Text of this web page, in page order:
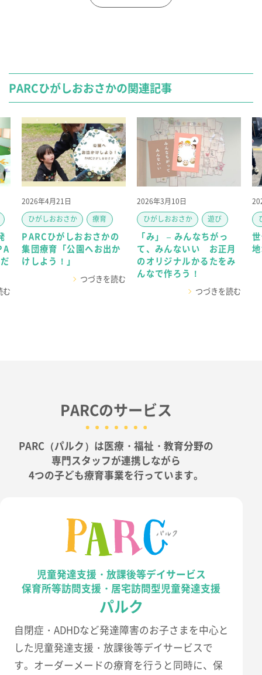
PARCひがしおおさかの関連記事
む
2026年4月21日
ひがしおおさか
療育
PARCひがしおおさかの
集団療育「公園へお出か
けしよう！」
つづきを読む
2026年3月10日
ひがしおおさか
遊び
「み」 – みんなちがっ
て、みんないい お正月
のオリジナルかるたをみ
んなで作ろう！
つづきを読む
PARCのサービス
PARC（パルク）は医療・福祉・教育分野の
専門スタッフが連携しながら
4つの子ども療育事業を行っています。
児童発達支援・放課後等デイサービス
保育所等訪問支援・居宅訪問型児童発達支援
パルク
自閉症・ADHDなど発達障害のお子さまを中心と
した児童発達支援・放課後等デイサービスで
す。オーダーメードの療育を行うと同時に、保